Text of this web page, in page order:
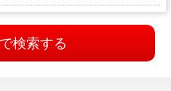
検索する